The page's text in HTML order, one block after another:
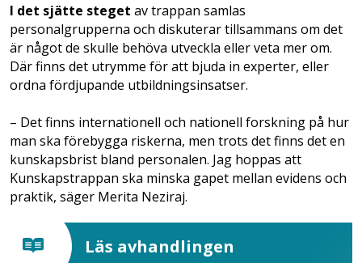
I det sjätte steget av trappan samlas
personalgrupperna och diskuterar tillsammans om det
är något de skulle behöva utveckla eller veta mer om.
Där finns det utrymme för att bjuda in experter, eller
ordna fördjupande utbildningsinsatser.
– Det finns internationell och nationell forskning på hur
man ska förebygga riskerna, men trots det finns det en
kunskapsbrist bland personalen. Jag hoppas att
Kunskapstrappan ska minska gapet mellan evidens och
praktik, säger Merita Neziraj.
Läs avhandlingen